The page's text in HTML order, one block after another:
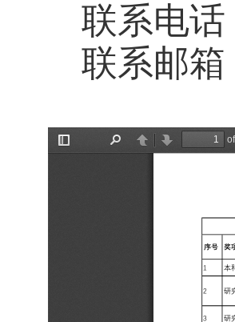
联系电话
联系邮箱